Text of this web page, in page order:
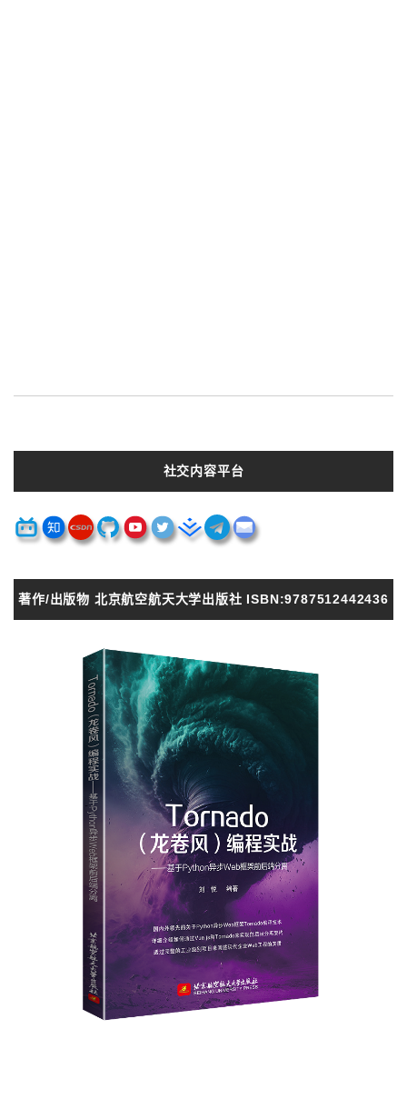
社交内容平台
著作/出版物 北京航空航天大学出版社 ISBN:9787512442436